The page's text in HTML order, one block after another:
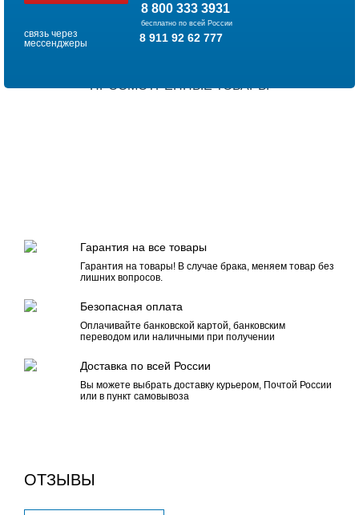
8 800 333 3931
бесплатно по всей России
связь через
мессенджеры
8 911 92 62 777
ПРОСМОТРЕННЫЕ ТОВАРЫ
Гарантия на все товары
Гарантия на товары! В случае брака, меняем товар без
лишних вопросов.
Безопасная оплата
Оплачивайте банковской картой, банковским
переводом или наличными при получении
Доставка по всей России
Вы можете выбрать доставку курьером, Почтой России
или в пункт самовывоза
ОТЗЫВЫ